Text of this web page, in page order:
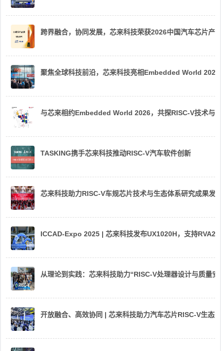
跨界融合，协同发展，芯来科技荣获2026中国汽车芯片产
聚焦全球科技前沿，芯来科技亮相Embedded World 2026
与芯来相约Embedded World 2026，共探RISC-V技术与
TASKING携手芯来科技推动RISC-V汽车软件创新
芯来科技助力RISC-V车规芯片技术与生态体系研究成果发
ICCAD-Expo 2025 | 芯来科技发布UX1020H，支持
从理论到实践：芯来科技助力“RISC-V处理器设计与质量
开放融合、高效协同 | 芯来科技助力汽车芯片RISC-V生态